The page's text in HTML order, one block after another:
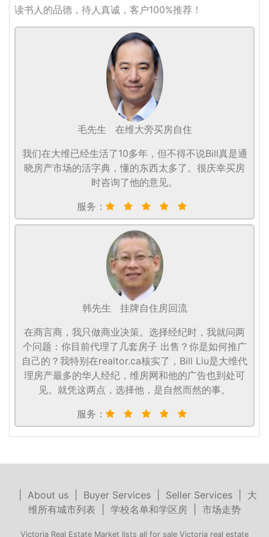
读书人的品德，待人真诚，客户100%推荐！
毛先生
在维大旁买房自住
我们在大维已经生活了10多年，但不得不说Bill真是通
晓房产市场的活字典，懂的东西太多了。很庆幸买房
时咨询了他的意见。
服务：
韩先生
挂牌自住房回流
在商言商，我只做商业决策。选择经纪时，我就问两
个问题：你目前代理了几套房子 出售？你是如何推广
自己的？我特别在realtor.ca核实了，Bill Liu是大维代
理房产最多的华人经纪，维房网和他的广告也到处可
见。就凭这两点，选择他，是自然而然的事。
服务：
About us| Buyer Services| Seller Services| 大
维所有城市列表
学校名单和学区房 市场走势
Victoria Real Estate Market lists all for sale Victoria real estate